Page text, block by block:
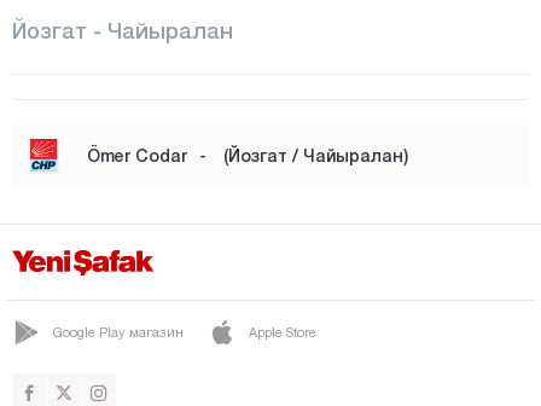
ЧЕКЕРЕК
Чигдемли
ДОГАНКЕНТ
Эймир
КАДИШЕХРИ
Йозгат - Чайыралан
Ömer Codar - (Йозгат / Чайыралан)
Google Play магазин Apple Store